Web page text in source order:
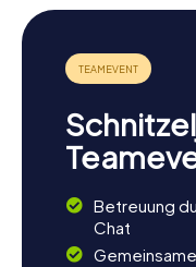
Ausgangspunkt, um
Vielleicht habt ihr
Batman zu besuchen,
Türkei verbindet.
vertritt und eine
Tag mit einem
oder Restaurants
Batman bieten euch
faszinierende Stadt
erleben.
Betreuung
Chat